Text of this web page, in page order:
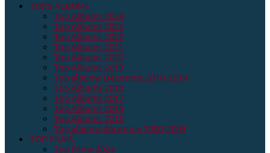
TOPS ALBUMS
Top Albums 2024
Top Albums 2023
Top Albums 2022
Top Albums 2021
Top Albums 2020
Top Albums 2019
Top albums Décennie 2010-2019
Top Albums 2018
Top Albums 2017
Top Albums 2016
Top Albums 2015
Top albums décennie 2000-2009
TOP FILMS
Top Films 2024